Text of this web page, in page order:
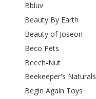
Bbluv
Beauty By Earth
Beauty of Joseon
Beco Pets
Beech-Nut
Beekeeper's Naturals
Begin Again Toys